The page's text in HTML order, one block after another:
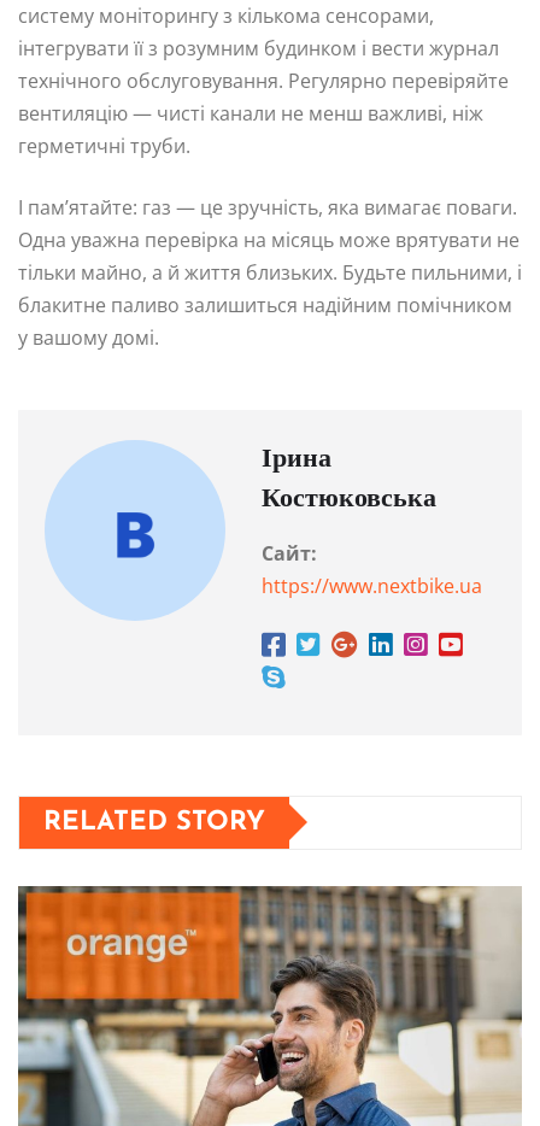
систему моніторингу з кількома сенсорами,
інтегрувати її з розумним будинком і вести журнал
технічного обслуговування. Регулярно перевіряйте
вентиляцію — чисті канали не менш важливі, ніж
герметичні труби.
І пам’ятайте: газ — це зручність, яка вимагає поваги.
Одна уважна перевірка на місяць може врятувати не
тільки майно, а й життя близьких. Будьте пильними, і
блакитне паливо залишиться надійним помічником
у вашому домі.
Ірина
Костюковська
Сайт:
https://www.nextbike.ua
RELATED STORY